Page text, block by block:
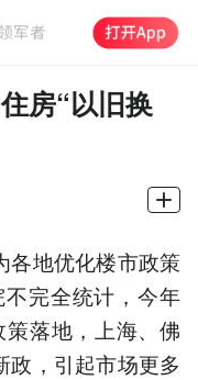
房“以旧换
各地优化楼市政策
完全统计，今年
落地，上海、佛
政，引起市场更多